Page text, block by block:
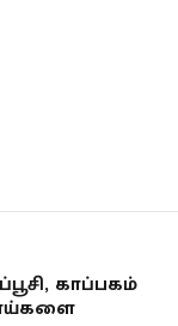
காப்பகம்